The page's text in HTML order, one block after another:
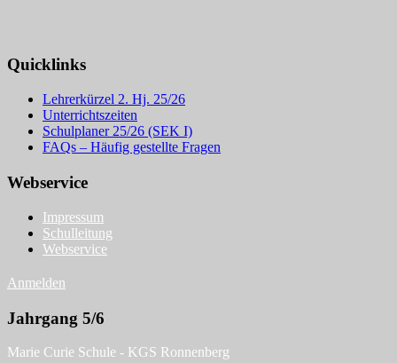
Quicklinks
Lehrerkürzel 2. Hj. 25/26
Unterrichtszeiten
Schulplaner 25/26 (SEK I)
FAQs – Häufig gestellte Fragen
Webservice
Impressum
Schulleitung
Webservice
Anmelden
Jahrgang 5/6
Marie Curie Schule - KGS Ronnenberg